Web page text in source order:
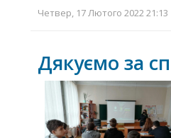
Четвер, 17 Лютого 2022
Дякуємо за